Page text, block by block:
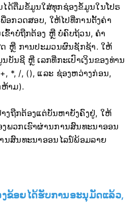
ດ້ຕື່ມຂໍ້ມູນໃສ່ທຸກຊ່ອງຂໍ້ມູນໃນໂປຣ
ອກວດສອບ, ໃຫ້ໄປທີ່ການຕັ້ງຄ່າ
ຂົ້າບໍ່ຖືກຕ້ອງ ຫຼື ບໍ່ຄົບຖ້ວນ, ຄຳ
ດ ຫຼື ການປະມວນຜົນຊັກຊ້າ. ໃຫ້
ບັນຊີ ຫຼື ເລກທີ່ກະເປົາເງິນຂອງທ່ານ
*, /, (), ແລະ ຊ່ອງຫວ່າງກ່ອນ,
າມ).
ງຖືກຕ້ອງແຕ່ບັນຫາຍັງຄົງຢູ່, ໃຫ້
ພວກເຮົາຜ່ານການສົນທະນາອອນ
ນສົນທະນາອອນໄລນ໌ພ້ອມລາຍ
ຂ້ອຍໄດ້ຮັບການອະນຸມັດແລ້ວ,